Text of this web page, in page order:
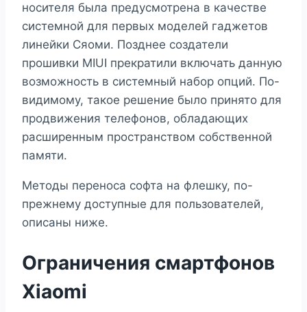
носителя была предусмотрена в качестве
системной для первых моделей гаджетов
линейки Сяоми. Позднее создатели
прошивки MIUI прекратили включать данную
возможность в системный набор опций. По-
видимому, такое решение было принято для
продвижения телефонов, обладающих
расширенным пространством собственной
памяти.
Методы переноса софта на флешку, по-
прежнему доступные для пользователей,
описаны ниже.
Ограничения смартфонов
Xiaomi